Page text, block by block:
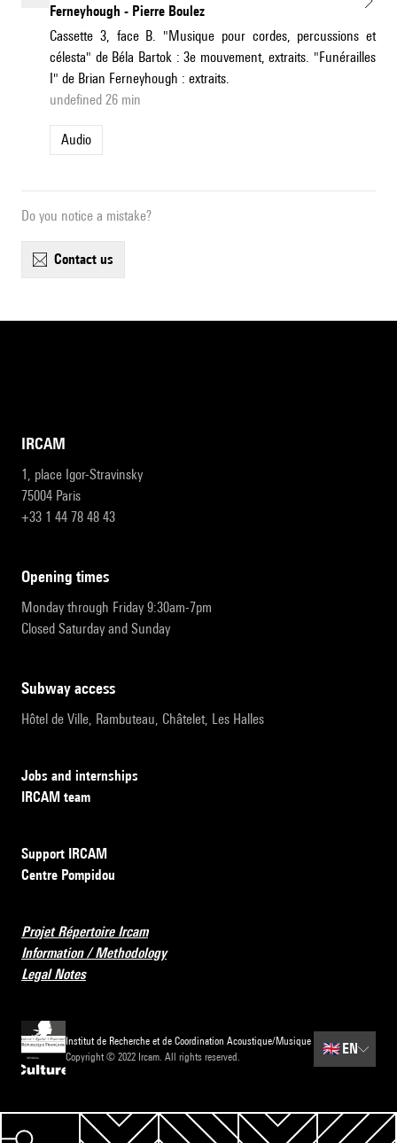
Ferneyhough - Pierre Boulez
Cassette 3, face B. "Musique pour cordes, percussions et
célesta" de Béla Bartok : 3e mouvement, extraits. "Funérailles
I" de Brian Ferneyhough : extraits.
undefined 26 min
Audio
Do you notice a mistake?
contact us
IRCAM
1, place Igor-Stravinsky
75004 Paris
+33 1 44 78 48 43
opening times
Monday through Friday 9:30am-7pm
Closed Saturday and Sunday
subway access
Hôtel de Ville, Rambuteau, Châtelet, Les Halles
Jobs and internships
IRCAM team
Support IRCAM
Centre Pompidou
Projet Répertoire Ircam
Information / Methodology
Legal Notes
Institut de Recherche et de Coordination Acoustique/Musique
Copyright © 2022 Ircam. All rights reserved.
🇬🇧 EN